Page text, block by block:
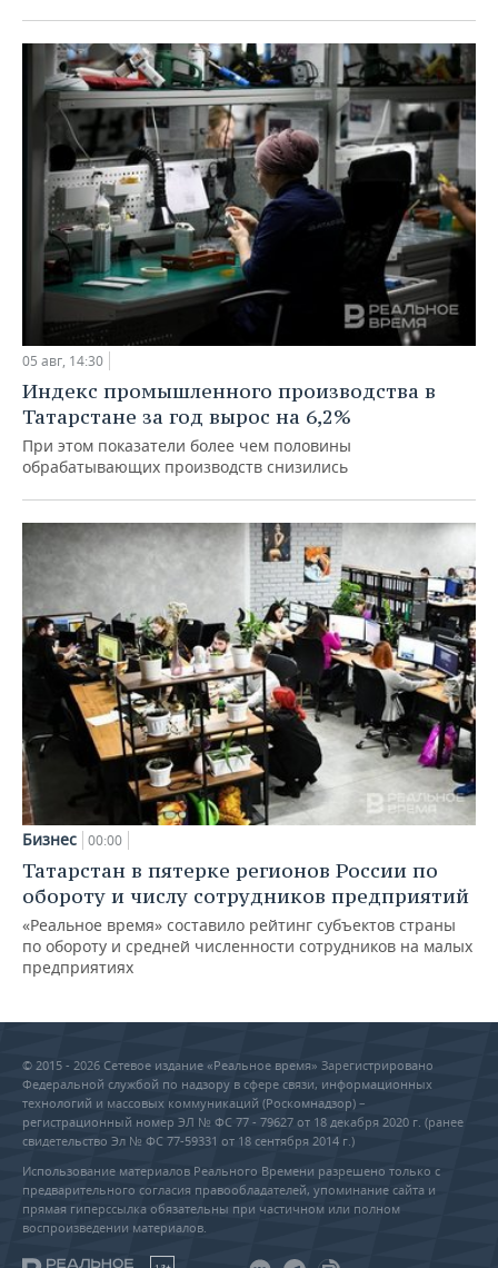
05 авг, 14:30
Индекс промышленного производства в
Татарстане за год вырос на 6,2%
При этом показатели более чем половины
обрабатывающих производств снизились
Бизнес 00:00
Татарстан в пятерке регионов России по
обороту и числу сотрудников предприятий
«Реальное время» составило рейтинг субъектов страны
по обороту и средней численности сотрудников на малых
предприятиях
© 2015 - 2026 Сетевое издание «Реальное время» Зарегистрировано
Федеральной службой по надзору в сфере связи, информационных
технологий и массовых коммуникаций (Роскомнадзор) –
регистрационный номер ЭЛ № ФС 77 - 79627 от 18 декабря 2020 г. (ранее
свидетельство Эл № ФС 77-59331 от 18 сентября 2014 г.)
Использование материалов Реального Времени разрешено только с
предварительного согласия правообладателей, упоминание сайта и
прямая гиперссылка обязательны при частичном или полном
воспроизведении материалов.